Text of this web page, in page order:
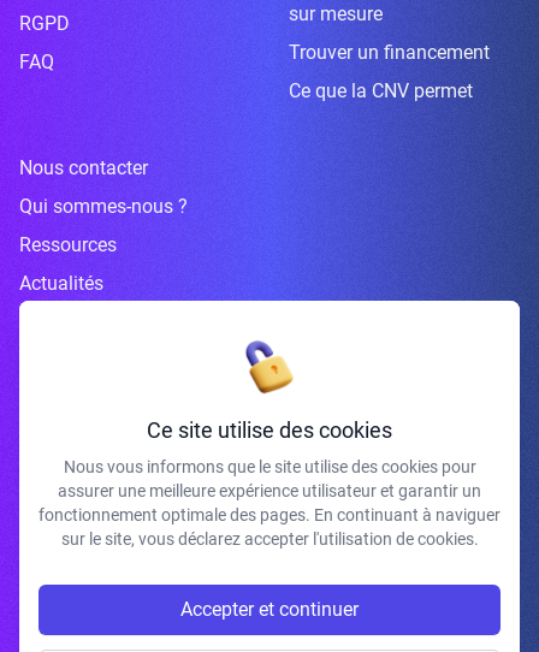
RGPD
FAQ
sur mesure
Trouver un financement
Ce que la CNV permet
Nous contacter
Qui sommes-nous ?
Ressources
Actualités
Inscrivez-vous à la newsletter
J'accepte de recevoir vos e-mails et confirme avoir pris connaissance de
votre politique de confidentialité et mentions légales.
Ce site utilise des cookies
Nous vous informons que le site utilise des cookies pour
assurer une meilleure expérience utilisateur et garantir un
fonctionnement optimale des pages. En continuant à naviguer
sur le site, vous déclarez accepter l'utilisation de cookies.
Accepter et continuer